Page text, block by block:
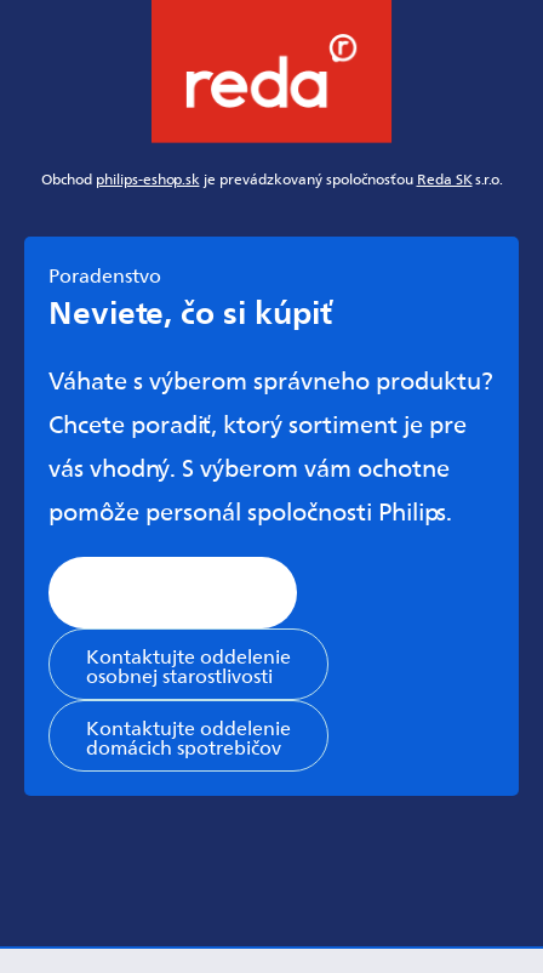
Obchod philips-eshop.sk je prevádzkovaný spoločnosťou Reda SKs.r.o.
Poradenstvo
Neviete, čo si kúpiť
Váhate s výberom správneho produktu?
Chcete poradiť, ktorý sortiment je pre
vás vhodný. S výberom vám ochotne
pomôže personál spoločnosti Philips.
Kontaktujte oddelenie
osobnej starostlivosti
Kontaktujte oddelenie
domácich spotrebičov